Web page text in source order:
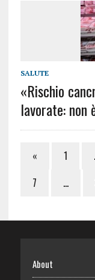
SALUTE
«Rischio
lavorate: non
« 1
7
…
About